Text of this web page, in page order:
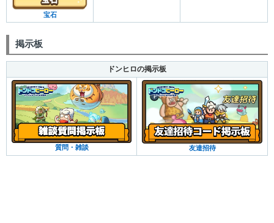
宝石
掲示板
ドンヒロの掲示板
質問・雑談 友達招待